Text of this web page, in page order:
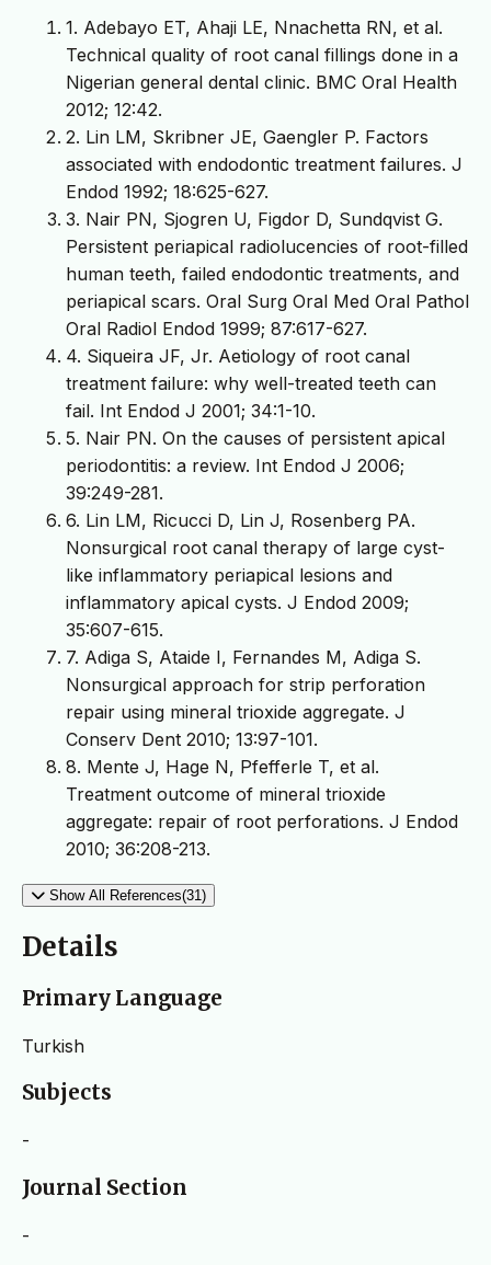
1. Adebayo ET, Ahaji LE, Nnachetta RN, et al.
Technical quality of root canal fillings done in a
Nigerian general dental clinic. BMC Oral Health
2012; 12:42.
2. Lin LM, Skribner JE, Gaengler P. Factors
associated with endodontic treatment failures. J
Endod 1992; 18:625-627.
3. Nair PN, Sjogren U, Figdor D, Sundqvist G.
Persistent periapical radiolucencies of root-filled
human teeth, failed endodontic treatments, and
periapical scars. Oral Surg Oral Med Oral Pathol
Oral Radiol Endod 1999; 87:617-627.
4. Siqueira JF, Jr. Aetiology of root canal
treatment failure: why well-treated teeth can
fail. Int Endod J 2001; 34:1-10.
5. Nair PN. On the causes of persistent apical
periodontitis: a review. Int Endod J 2006;
39:249-281.
6. Lin LM, Ricucci D, Lin J, Rosenberg PA.
Nonsurgical root canal therapy of large cyst-
like inflammatory periapical lesions and
inflammatory apical cysts. J Endod 2009;
35:607-615.
7. Adiga S, Ataide I, Fernandes M, Adiga S.
Nonsurgical approach for strip perforation
repair using mineral trioxide aggregate. J
Conserv Dent 2010; 13:97-101.
8. Mente J, Hage N, Pfefferle T, et al.
Treatment outcome of mineral trioxide
aggregate: repair of root perforations. J Endod
2010; 36:208-213.
Show All References(31)
Details
Primary Language
Turkish
Subjects
-
Journal Section
-